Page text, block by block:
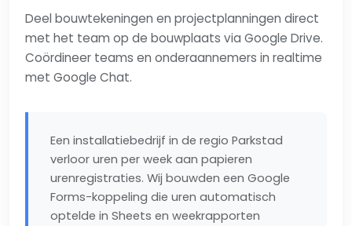
Deel bouwtekeningen en projectplanningen direct
met het team op de bouwplaats via Google Drive.
Coördineer teams en onderaannemers in realtime
met Google Chat.
Een installatiebedrijf in de regio Parkstad
verloor uren per week aan papieren
urenregistraties. Wij bouwden een Google
Forms-koppeling die uren automatisch
optelde in Sheets en weekrapporten